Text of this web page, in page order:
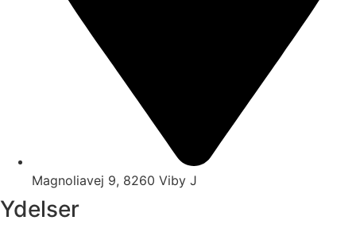
Magnoliavej 9, 8260 Viby J
Ydelser